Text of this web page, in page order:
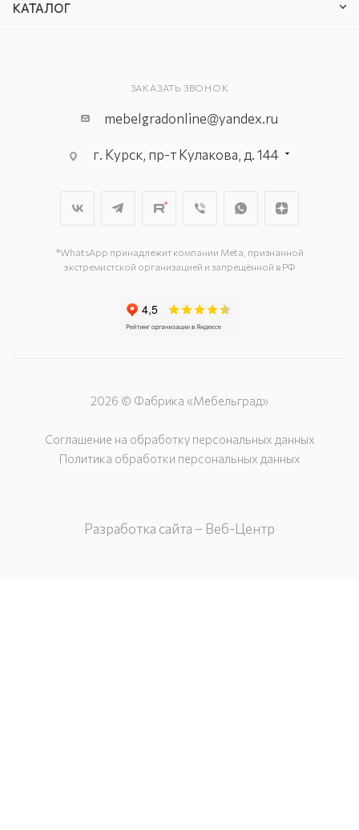
КАТАЛОГ
ЗАКАЗАТЬ ЗВОНОК
mebelgradonline@yandex.ru
г. Курск, пр-т Кулакова, д. 144
г. Курск, ул. Карла Маркса, д. 68
*WhatsApp принадлежит компании Meta, признанной
экстремистской организацией и запрещённой в РФ
2026 © Фабрика «Мебельград»
Соглашение на обработку персональных данных
Политика обработки персональных данных
Разработка сайта – Веб-Центр